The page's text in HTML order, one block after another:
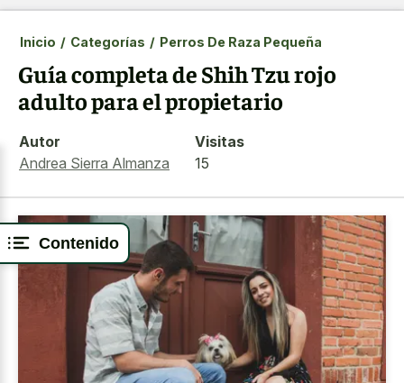
Contenido
Inicio / Categorías / Perros De Raza Pequeña
Guía completa de Shih Tzu rojo
adulto para el propietario
Autor
Andrea Sierra Almanza
Visitas
15